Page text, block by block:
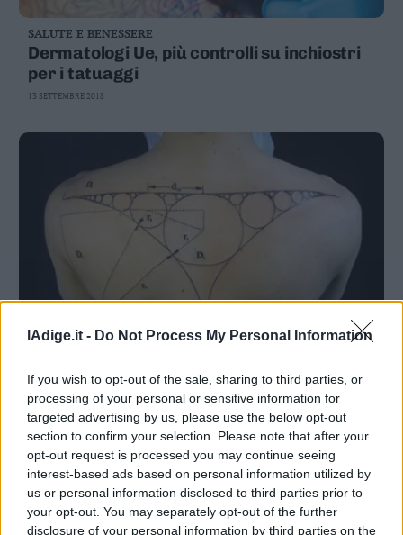
lAdige.it - Do Not Process My Personal Information
If you wish to opt-out of the sale, sharing to third parties, or
processing of your personal or sensitive information for
targeted advertising by us, please use the below opt-out
section to confirm your selection. Please note that after your
opt-out request is processed you may continue seeing
interest-based ads based on personal information utilized by
us or personal information disclosed to third parties prior to
your opt-out. You may separately opt-out of the further
disclosure of your personal information by third parties on the
SALUTE E BENESSERE
Dermatologi Ue, più controlli su inchiostri
per i tatuaggi
13 SETTEMBRE 2018
SALUTE E BENESSERE
come «premio»
22 AGOSTO 2018